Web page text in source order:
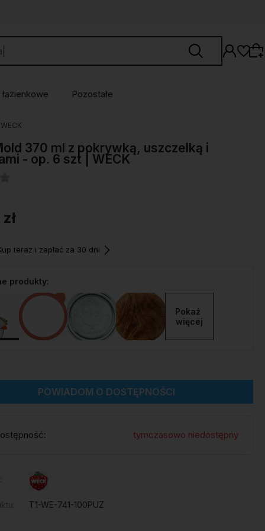
Wybierz coś dla siebie z naszej aktualnej
oferty lub zaloguj się, aby przywrócić dodane
produkty do listy z poprzedniej sesji.
Pozostałe
370 ml z pokrywką, uszczelką i
- op. 6 szt | WECK
teraz i zapłać za 30 dni
produkty:
Pokaż
więcej
POWIADOM O DOSTĘPNOŚCI
tymczasowo niedostępny
T1-WE-741-100PUZ